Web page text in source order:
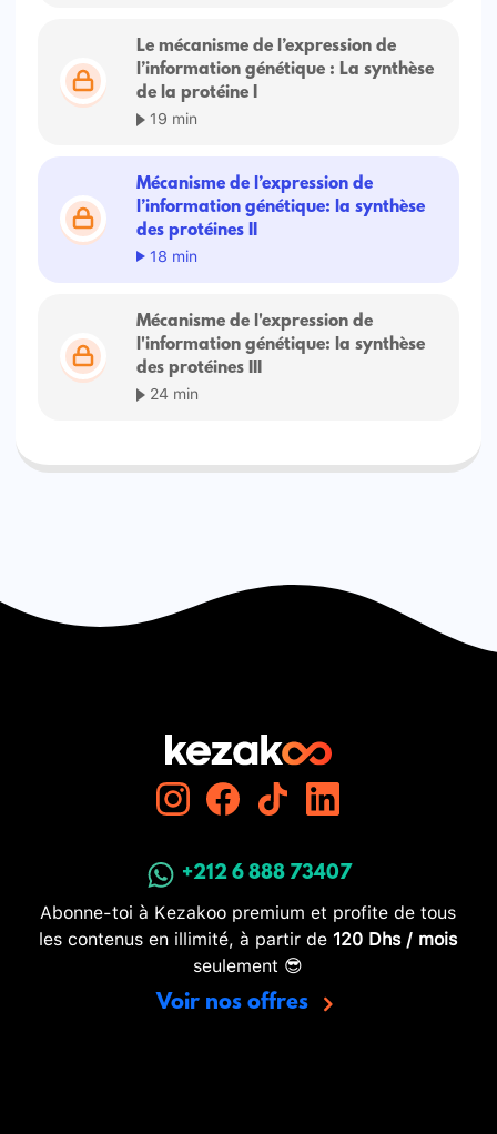
Le mécanisme de l’expression de
l’information génétique : La synthèse
de la protéine I
19 min
Mécanisme de l’expression de
l’information génétique: la synthèse
des protéines II
18 min
Mécanisme de l'expression de
l'information génétique: la synthèse
des protéines III
24 min
+212 6 888 73407
Abonne-toi à Kezakoo premium et profite de tous
les contenus en illimité, à partir de 120 Dhs / mois
seulement 😎
Voir nos offres